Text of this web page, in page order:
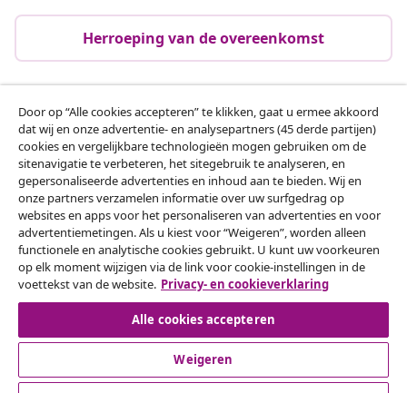
Herroeping van de overeenkomst
Klantenservice
Zakelijk
vidaXL
Ontdek meer
Door op “Alle cookies accepteren” te klikken, gaat u ermee akkoord
dat wij en onze advertentie- en analysepartners (45 derde partijen)
cookies en vergelijkbare technologieën mogen gebruiken om de
sitenavigatie te verbeteren, het sitegebruik te analyseren, en
gepersonaliseerde advertenties en inhoud aan te bieden. Wij en
onze partners verzamelen informatie over uw surfgedrag op
websites en apps voor het personaliseren van advertenties en voor
advertentiemetingen. Als u kiest voor “Weigeren”, worden alleen
functionele en analytische cookies gebruikt. U kunt uw voorkeuren
op elk moment wijzigen via de link voor cookie-instellingen in de
voettekst van de website. Privacy- en cookieverklaring
Alle cookies accepteren
Weigeren